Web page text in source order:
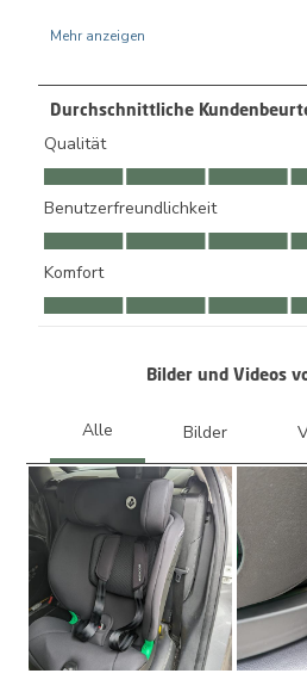
Durchschnittliche
Qualität
Qualität, 4.7 von 5
Benutzerfreundlichkeit
Benutzerfreundlichkeit, 4.6 von 5
Komfort
Komfort, 4.7 von 5
Bilder und Videos